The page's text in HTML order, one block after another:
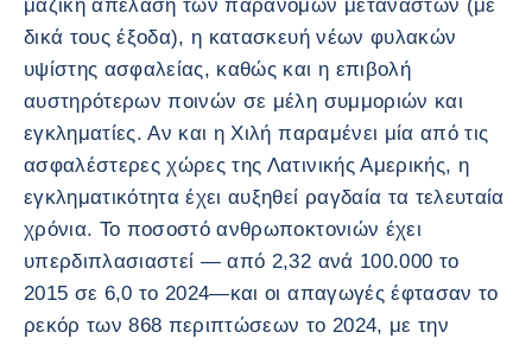
μαζική απέλαση των παράνομων μεταναστών (με
δικά τους έξοδα), η κατασκευή νέων φυλακών
υψίστης ασφαλείας, καθώς και η επιβολή
αυστηρότερων ποινών σε μέλη συμμοριών και
εγκληματίες. Αν και η Χιλή παραμένει μία από τις
ασφαλέστερες χώρες της Λατινικής Αμερικής, η
εγκληματικότητα έχει αυξηθεί ραγδαία τα τελευταία
χρόνια. Το ποσοστό ανθρωποκτονιών έχει
υπερδιπλασιαστεί — από 2,32 ανά 100.000 το
2015 σε 6,0 το 2024—και οι απαγωγές έφτασαν το
ρεκόρ των 868 περιπτώσεων το 2024, με την